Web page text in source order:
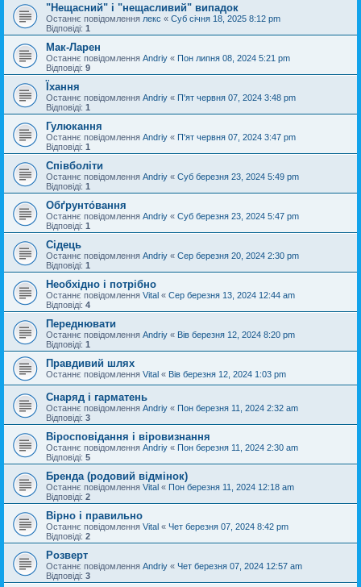
"Нещасний" і "нещасливий" випадок
Останнє повідомлення лекс « Суб січня 18, 2025 8:12 pm
Відповіді: 1
Мак-Ларен
Останнє повідомлення Andriy « Пон липня 08, 2024 5:21 pm
Відповіді: 9
Їхання
Останнє повідомлення Andriy « П'ят червня 07, 2024 3:48 pm
Відповіді: 1
Гулюкання
Останнє повідомлення Andriy « П'ят червня 07, 2024 3:47 pm
Відповіді: 1
Співболіти
Останнє повідомлення Andriy « Суб березня 23, 2024 5:49 pm
Відповіді: 1
Обґрунто́вання
Останнє повідомлення Andriy « Суб березня 23, 2024 5:47 pm
Відповіді: 1
Сідець
Останнє повідомлення Andriy « Сер березня 20, 2024 2:30 pm
Відповіді: 1
Необхідно і потрібно
Останнє повідомлення Vital « Сер березня 13, 2024 12:44 am
Відповіді: 4
Переднювати
Останнє повідомлення Andriy « Вів березня 12, 2024 8:20 pm
Відповіді: 1
Правдивий шлях
Останнє повідомлення Vital « Вів березня 12, 2024 1:03 pm
Снаряд і гарматень
Останнє повідомлення Andriy « Пон березня 11, 2024 2:32 am
Відповіді: 3
Віросповідання і віровизнання
Останнє повідомлення Andriy « Пон березня 11, 2024 2:30 am
Відповіді: 5
Бренда (родовий відмінок)
Останнє повідомлення Vital « Пон березня 11, 2024 12:18 am
Відповіді: 2
Вірно і правильно
Останнє повідомлення Vital « Чет березня 07, 2024 8:42 pm
Відповіді: 2
Розверт
Останнє повідомлення Andriy « Чет березня 07, 2024 12:57 am
Відповіді: 3